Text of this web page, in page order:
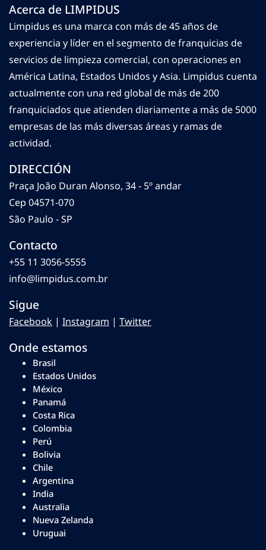
Acerca de LIMPIDUS
Limpidus es una marca con más de 45 años de
experiencia y líder en el segmento de franquicias de
servicios de limpieza comercial, con operaciones en
América Latina, Estados Unidos y Asia. Limpidus cuenta
actualmente con una red global de más de 200
franquiciados que atienden diariamente a más de 5000
empresas de las más diversas áreas y ramas de
actividad.
DIRECCIÓN
Praça João Duran Alonso, 34 - 5º andar
Cep 04571-070
São Paulo - SP
Contacto
+55 11 3056-5555
info@limpidus.com.br
Sigue
Facebook | Instagram | Twitter
Onde estamos
Brasil
Estados Unidos
México
Panamá
Costa Rica
Colombia
Perú
Bolivia
Chile
Argentina
India
Australia
Nueva Zelanda
Uruguai